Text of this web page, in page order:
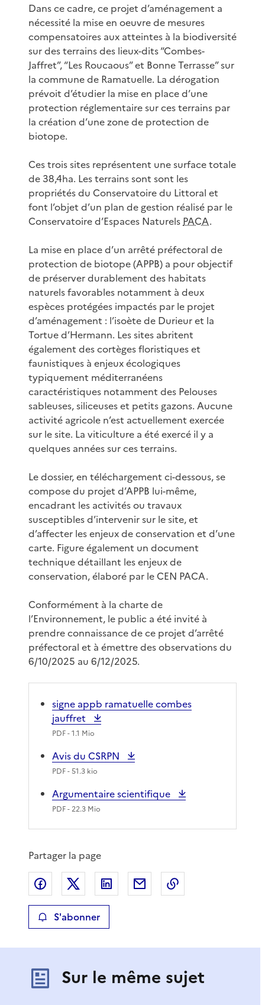
Dans ce cadre, ce projet d’aménagement a
nécessité la mise en oeuvre de mesures
compensatoires aux atteintes à la biodiversité
sur des terrains des lieux-dits “Combes-
Jaffret”, “Les Roucaous” et Bonne Terrasse” sur
la commune de Ramatuelle. La dérogation
prévoit d’étudier la mise en place d’une
protection réglementaire sur ces terrains par
la création d’une zone de protection de
biotope.
Ces trois sites représentent une surface totale
de 38,4ha. Les terrains sont sont les
propriétés du Conservatoire du Littoral et
font l’objet d’un plan de gestion réalisé par le
Conservatoire d’Espaces Naturels PACA.
La mise en place d’un arrêté préfectoral de
protection de biotope (APPB) a pour objectif
de préserver durablement des habitats
naturels favorables notamment à deux
espèces protégées impactés par le projet
d’aménagement : l’isoète de Durieur et la
Tortue d’Hermann. Les sites abritent
également des cortèges floristiques et
faunistiques à enjeux écologiques
typiquement méditerranéens
caractéristiques notamment des Pelouses
sableuses, siliceuses et petits gazons. Aucune
activité agricole n’est actuellement exercée
sur le site. La viticulture a été exercé il y a
quelques années sur ces terrains.
Le dossier, en téléchargement ci-dessous, se
compose du projet d’APPB lui-même,
encadrant les activités ou travaux
susceptibles d’intervenir sur le site, et
d’affecter les enjeux de conservation et d’une
carte. Figure également un document
technique détaillant les enjeux de
conservation, élaboré par le CEN PACA.
Conformément à la charte de
l’Environnement, le public a été invité à
prendre connaissance de ce projet d’arrêté
préfectoral et à émettre des observations du
6/10/2025 au 6/12/2025.
signe appb ramatuelle combes
jauffret
PDF- 1.1 Mio
Avis du CSRPN
PDF- 51.3 kio
Argumentaire scientifique
PDF- 22.3 Mio
Partager la page
Partager sur Facebook
Partager sur XPartager sur LinkedIn
Partager par email
S'abonner
Sur le même sujet